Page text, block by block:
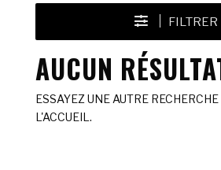
FILTRER
AUCUN
ESSAYEZ UNE AUTRE
L'ACCUEIL.